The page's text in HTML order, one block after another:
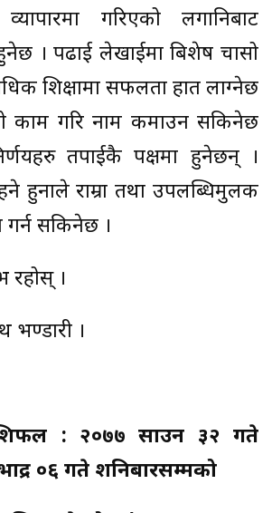
गरिएको लगानिबाट
। पढाई लेखाईमा बिशेष चासो
शिक्षामा सफलता हात लाग्नेछ
काम गरि नाम कमाउन सकिनेछ
तपाईकै पक्षमा हुनेछन् ।
हुनाले राम्रा तथा उपलब्धिमुलक
सकिनेछ ।
रहोस् ।
भण्डारी ।
: २०७७ साउन ३२ गते
०६ गते शनिबारसम्मको